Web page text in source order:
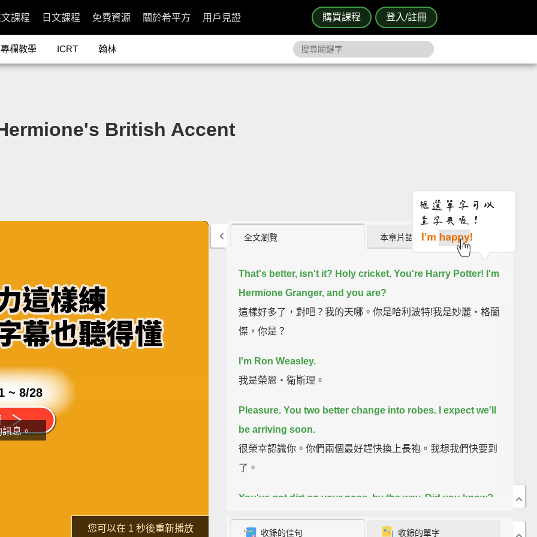
購買課程 登入/註冊
課程 日文課程 免費資源 關於希平方 用戶見證
專欄教學 ICRT 翰林
British Accent
息。
~ 8/28
重新播放
了解詳情
全文瀏覽 本章片語 (2)
That's better, isn't it? Holy cricket. You're Harry Potter! I'm
Hermione Granger, and you are?
這樣好多了，對吧？我的天哪。你是哈利波特!我是妙麗‧格蘭
傑，你是？
I'm Ron Weasley.
我是榮恩‧衛斯理。
Pleasure. You two better change into robes.
I expect we'll
be arriving soon.
很榮幸認識你。你們兩個最好趕快換上長袍。我想我們快要到
了。
You've got dirt on your nose, by the way. Did you know?
Just there.
收錄的佳句 收錄的單字